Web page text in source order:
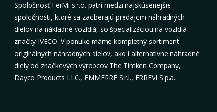
Spoločnosť FerMi s.r.o. patrí medzi najskúsenejšie
spoločnosti, ktoré sa zaoberajú predajom náhradných
dielov na nákladné vozidlá, so špecializáciou na vozidlá
značky IVECO. V ponuke máme kompletný sortiment
originálnych náhradných dielov, ako i alternatívne náhradné
diely od značkových výrobcov The Timken Company,
Dayco Products LLC., EMMERRE S.r.l., ERREVI S.p.a..